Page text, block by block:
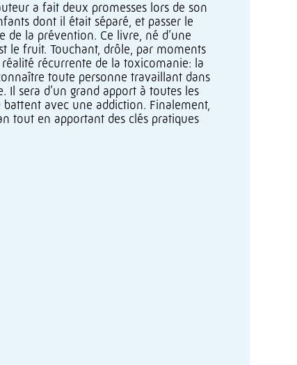
a fait deux promesses lors de son
dont il était séparé, et passer le
de la prévention. Ce livre, né d’une
le fruit. Touchant, drôle, par moments
récurrente de la toxicomanie: la
toute personne travaillant dans
Il sera d’un grand apport à toutes les
avec une addiction. Finalement,
tout en apportant des clés pratiques